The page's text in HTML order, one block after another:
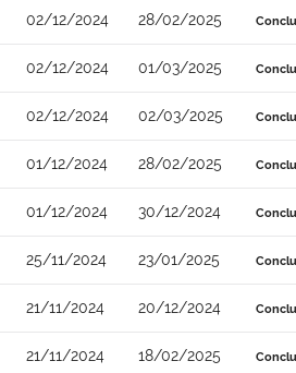
02/12/2024 28/02/2025
02/12/2024 01/03/2025
02/12/2024 02/03/2025
01/12/2024 28/02/2025
01/12/2024 30/12/2024
25/11/2024 23/01/2025
21/11/2024 20/12/2024
21/11/2024 18/02/2025